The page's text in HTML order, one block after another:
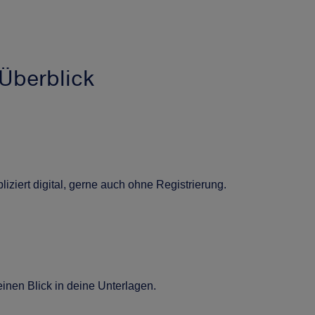
digital, gerne auch ohne Registrierung.
Blick in deine Unterlagen.